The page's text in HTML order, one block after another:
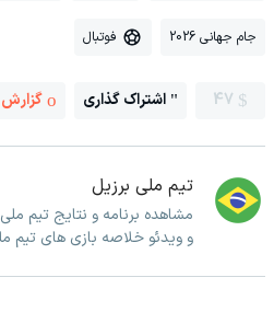
جام جهانی 2026 فوتبال
47 اشتراک گذاری
تیم ملی برزیل
مشاهده برنامه و نتایج تیم
و ویدئو خلاصه بازی های تیم